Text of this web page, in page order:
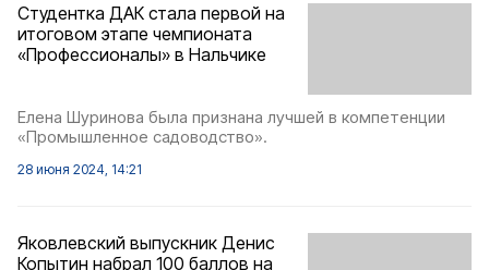
Студентка ДАК стала первой на
итоговом этапе чемпионата
«Профессионалы» в Нальчике
Елена Шуринова была признана лучшей в компетенции
«Промышленное садоводство».
28 июня 2024, 14:21
Яковлевский выпускник Денис
Копытин набрал 100 баллов на